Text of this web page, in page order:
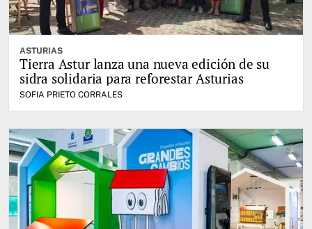
ASTURIAS
Tierra Astur lanza una nueva edición de su
sidra solidaria para reforestar Asturias
SOFIA PRIETO CORRALES